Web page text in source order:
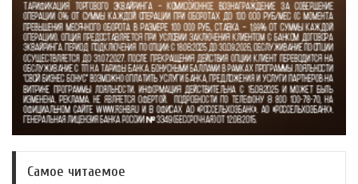
Самое читаемое